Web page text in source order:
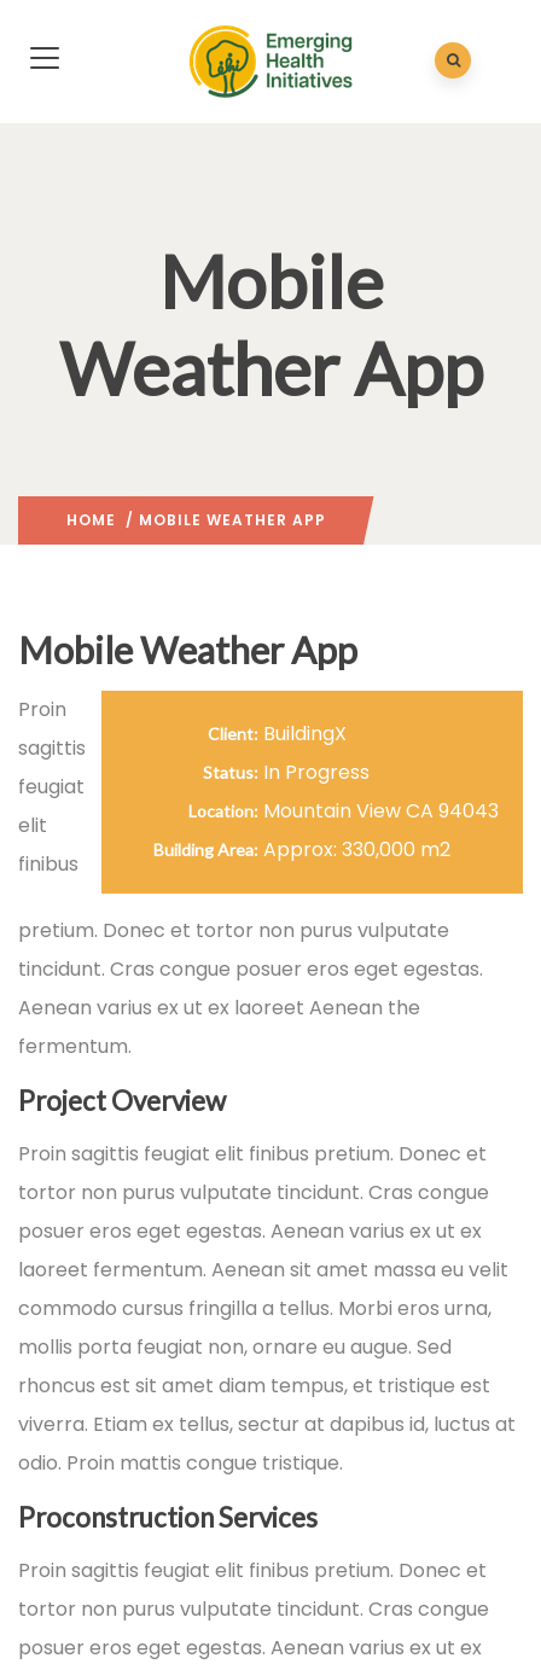
Mobile
Weather App
HOME / MOBILE WEATHER APP
Mobile Weather App
Client: BuildingX
Status: In Progress
Location: Mountain View CA 94043
Building Area: Approx: 330,000 m2
Proin
sagittis
feugiat
elit
finibus
pretium. Donec et tortor non purus vulputate
tincidunt. Cras congue posuer eros eget egestas.
Aenean varius ex ut ex laoreet Aenean the
fermentum.
Project Overview
Proin sagittis feugiat elit finibus pretium. Donec et
tortor non purus vulputate tincidunt. Cras congue
posuer eros eget egestas. Aenean varius ex ut ex
laoreet fermentum. Aenean sit amet massa eu velit
commodo cursus fringilla a tellus. Morbi eros urna,
mollis porta feugiat non, ornare eu augue. Sed
rhoncus est sit amet diam tempus, et tristique est
viverra. Etiam ex tellus, sectur at dapibus id, luctus at
odio. Proin mattis congue tristique.
Proconstruction Services
Proin sagittis feugiat elit finibus pretium. Donec et
tortor non purus vulputate tincidunt. Cras congue
posuer eros eget egestas. Aenean varius ex ut ex